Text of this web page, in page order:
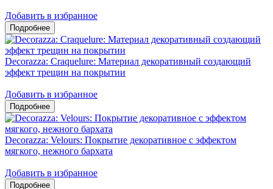
Добавить в избранное
Decorazza: Craquelure: Материал декоративный создающий
эффект трещин на покрытии
Добавить в избранное
Decorazza: Velours: Покрытие декоративное с эффектом
мягкого, нежного бархата
Добавить в избранное